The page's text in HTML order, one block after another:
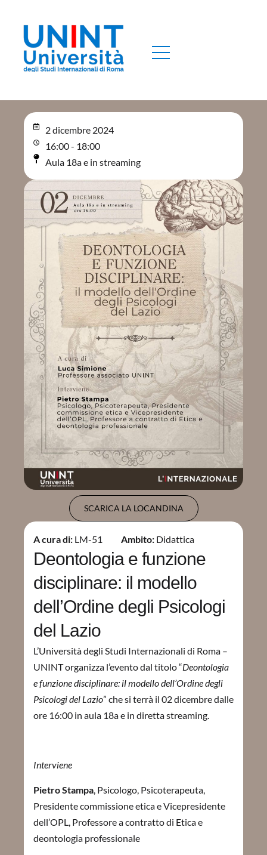
2 dicembre 2024
16:00 - 18:00
Aula 18a e in streaming
SCARICA LA LOCANDINA
A cura di: LM-51 Ambito: Didattica
Deontologia e funzione
disciplinare: il modello
dell’Ordine degli Psicologi
del Lazio
L’Università degli Studi Internazionali di Roma –
UNINT organizza l’evento dal titolo “Deontologia
e funzione disciplinare: il modello dell’Ordine degli
Psicologi del Lazio” che si terrà il 02 dicembre dalle
ore 16:00 in aula 18a e in diretta streaming.
Interviene
Pietro Stampa Psicologo, Psicoterapeuta,
Presidente commissione etica e Vicepresidente
dell’OPL, Professore a contratto di Etica e
deontologia professionale